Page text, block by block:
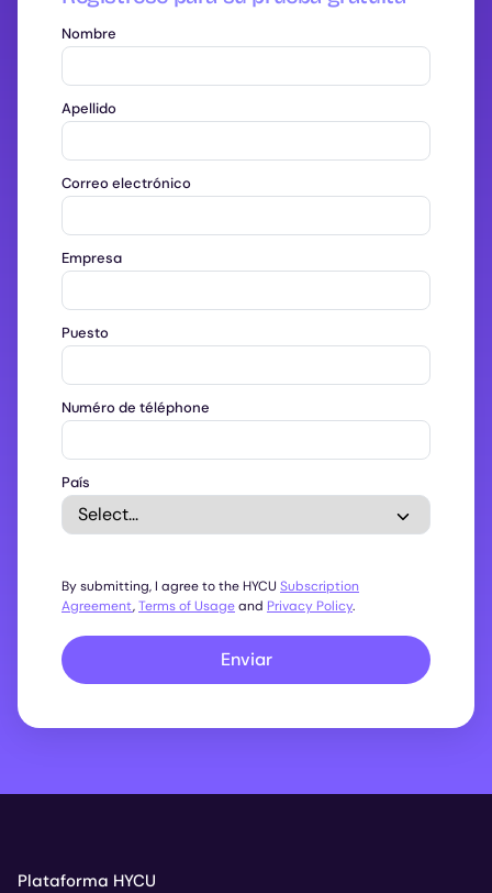
Nombre
Apellido
Correo electrónico
Empresa
Puesto
Numéro de téléphone
País
By submitting, I agree to the HYCU Subscription
Agreement,Terms of Usageand Privacy Policy.
Enviar
Plataforma HYCU